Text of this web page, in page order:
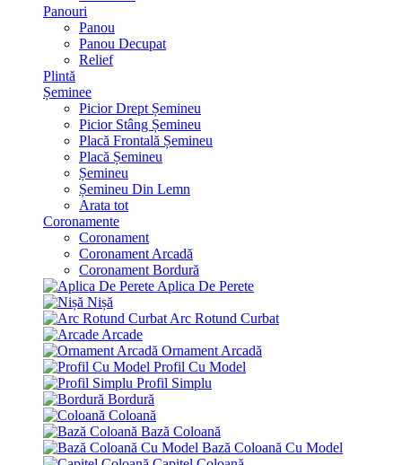
Panouri
Panou
Panou Decupat
Relief
Plintă
Șeminee
Picior Drept Șemineu
Picior Stâng Șemineu
Placă Frontală Șemineu
Placă Șemineu
Șemineu
Șemineu Din Lemn
Arata tot
Coronamente
Coronament
Coronament Arcadă
Coronament Bordură
Aplica De Perete
Nișă
Arc Rotund Curbat
Arcade
Ornament Arcadă
Profil Cu Model
Profil Simplu
Bordură
Coloană
Bază Coloană
Bază Coloană Cu Model